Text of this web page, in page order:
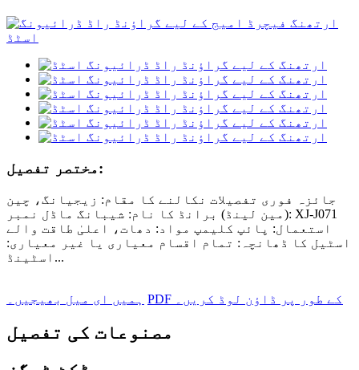
مختصر تفصیل:
جائزہ فوری تفصیلات نکالنے کا مقام: زیجیانگ، چین
(مین لینڈ) برانڈ کا نام: شیبانگ ماڈل نمبر: XJ-J071
استعمال: پائپ کلیمپ مواد: دھات، اعلیٰ طاقت والے
اسٹیل کا ڈھانچہ: تمام اقسام معیاری یا غیر معیاری:
اسٹینڈ...
ہمیں ای میل بھیجیں۔ PDF کے طور پر ڈاؤن لوڈ کریں۔
مصنوعات کی تفصیل